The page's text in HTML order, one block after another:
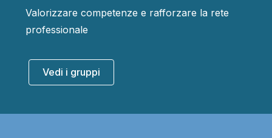
Valorizzare competenze e rafforzare la rete
professionale
Vedi i gruppi